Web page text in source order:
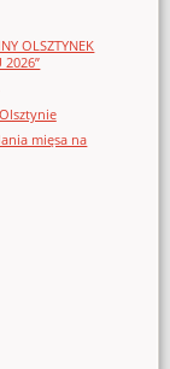
OLSZTYNEK
2026”
mięsa na